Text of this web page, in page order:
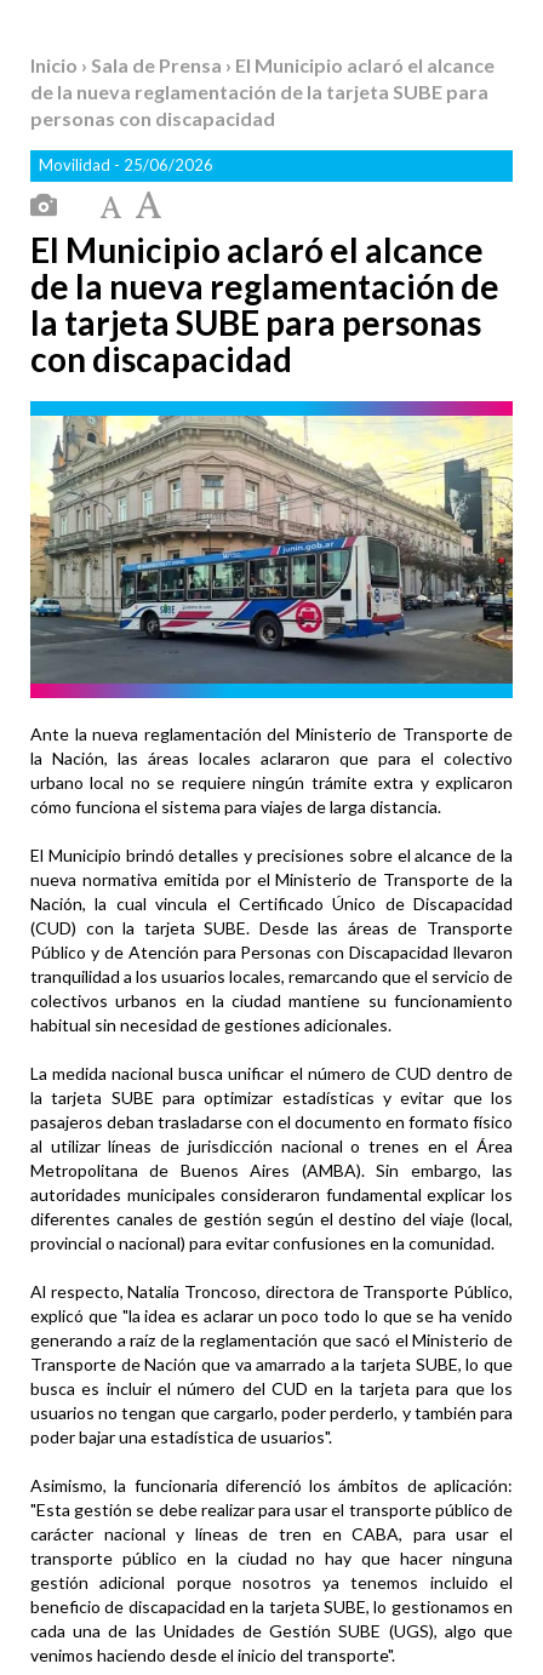
Inicio › Sala de Prensa › El Municipio aclaró el alcance
de la nueva reglamentación de la tarjeta SUBE para
personas con discapacidad
Movilidad - 25/06/2026
El Municipio aclaró el alcance
de la nueva reglamentación de
la tarjeta SUBE para personas
con discapacidad
Ante la nueva reglamentación del Ministerio de Transporte de
la Nación, las áreas locales aclararon que para el colectivo
urbano local no se requiere ningún trámite extra y explicaron
cómo funciona el sistema para viajes de larga distancia.
El Municipio brindó detalles y precisiones sobre el alcance de la
nueva normativa emitida por el Ministerio de Transporte de la
Nación, la cual vincula el Certificado Único de Discapacidad
(CUD) con la tarjeta SUBE. Desde las áreas de Transporte
Público y de Atención para Personas con Discapacidad llevaron
tranquilidad a los usuarios locales, remarcando que el servicio de
colectivos urbanos en la ciudad mantiene su funcionamiento
habitual sin necesidad de gestiones adicionales.
La medida nacional busca unificar el número de CUD dentro de
la tarjeta SUBE para optimizar estadísticas y evitar que los
pasajeros deban trasladarse con el documento en formato físico
al utilizar líneas de jurisdicción nacional o trenes en el Área
Metropolitana de Buenos Aires (AMBA). Sin embargo, las
autoridades municipales consideraron fundamental explicar los
diferentes canales de gestión según el destino del viaje (local,
provincial o nacional) para evitar confusiones en la comunidad.
Al respecto, Natalia Troncoso, directora de Transporte Público,
explicó que "la idea es aclarar un poco todo lo que se ha venido
generando a raíz de la reglamentación que sacó el Ministerio de
Transporte de Nación que va amarrado a la tarjeta SUBE, lo que
busca es incluir el número del CUD en la tarjeta para que los
usuarios no tengan que cargarlo, poder perderlo, y también para
poder bajar una estadística de usuarios".
Asimismo, la funcionaria diferenció los ámbitos de aplicación:
"Esta gestión se debe realizar para usar el transporte público de
carácter nacional y líneas de tren en CABA, para usar el
transporte público en la ciudad no hay que hacer ninguna
gestión adicional porque nosotros ya tenemos incluido el
beneficio de discapacidad en la tarjeta SUBE, lo gestionamos en
cada una de las Unidades de Gestión SUBE (UGS), algo que
venimos haciendo desde el inicio del transporte".